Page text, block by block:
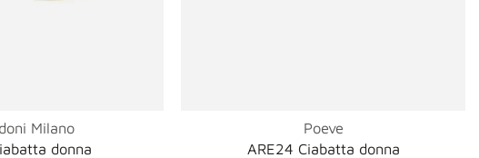
Milano
donna
Poeve
ARE24 Ciabatta donna